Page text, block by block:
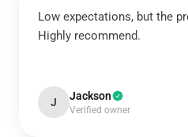
Low expectations, but the
Highly recommend.
J Jackson
Verified owner